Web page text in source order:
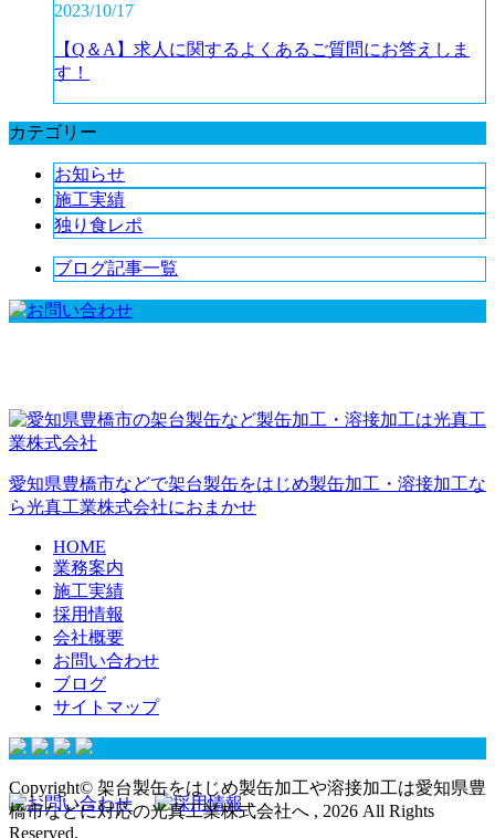
2023/10/17
【Q＆A】求人に関するよくあるご質問にお答えしま
す！
カテゴリー
お知らせ
施工実績
独り食レポ
ブログ記事一覧
愛知県豊橋市などで架台製缶をはじめ製缶加工・溶接加工な
ら光真工業株式会社におまかせ
HOME
業務案内
施工実績
採用情報
会社概要
お問い合わせ
ブログ
サイトマップ
Copyright© 架台製缶をはじめ製缶加工や溶接加工は愛知県豊
橋市などに対応の光真工業株式会社へ , 2026 All Rights
Reserved.